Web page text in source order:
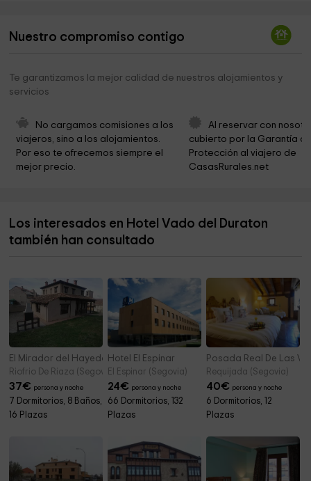
Iglesia del Salvador 0,2 km
Museo de los Fueros - Iglesia de los Santos Justo y
Ayuntamiento De Sepúlveda 0,3 km
Museo Lope Tablada De Diego 0,3 km
parque virgen de la peña
Nuestro compromiso contigo
Te garantizamos la mejor calidad de nuestros alojamientos y
servicios
No cargamos comisiones a los
viajeros, sino a los alojamientos.
Por eso te ofrecemos siempre el
mejor precio.
Al reservar con
cubierto por la Garantía
Protección al viajero de
CasasRurales.net
Los interesados en Hotel Vado del Duraton
también han consultado
El Mirador del Hayedo
Riofrio De Riaza (Segovia)
37€ persona y noche
7 Dormitorios, 8 Baños,
16 Plazas
Hotel El Espinar
El Espinar (Segovia)
24€ persona y noche
66 Dormitorios, 132
Plazas
Posada Real De Las
Requijada (Segovia)
40€ persona y noche
6 Dormitorios, 12
Plazas